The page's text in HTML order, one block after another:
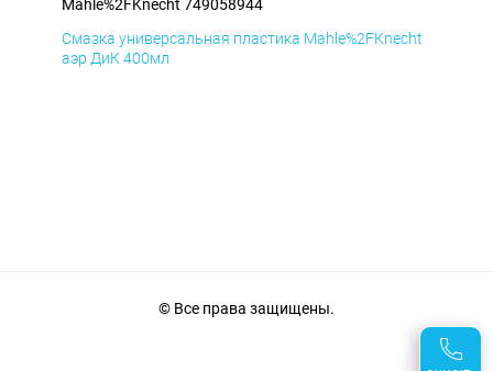
Mahle%2FKnecht 749058944
Смазка универсальная пластика Mahle%2FKnecht
аэр ДиК 400мл
© Все права защищены.